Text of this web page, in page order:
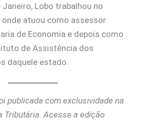
Janeiro, Lobo trabalhou no
onde atuou como assessor
de Economia e depois como
de Assistência dos
daquele estado.
publicada com exclusividade na
Tributária. Acesse a edição